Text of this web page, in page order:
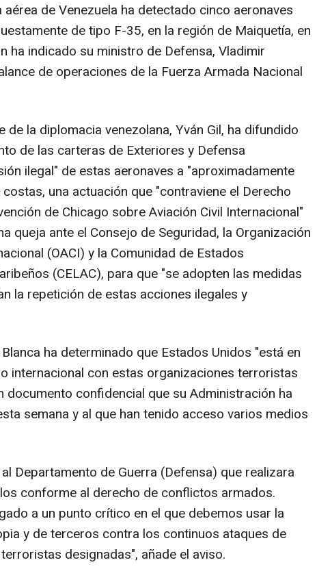
de Venezuela ha detectado cinco aeronaves
de tipo F-35, en la región de Maiquetía, en
ha indicado su ministro de Defensa, Vladimir
de operaciones de la Fuerza Armada Nacional
de la diplomacia venezolana, Yván Gil, ha difundido
de las carteras de Exteriores y Defensa
ilegal" de estas aeronaves a "aproximadamente
una actuación que "contraviene el Derecho
de Chicago sobre Aviación Civil Internacional"
queja ante el Consejo de Seguridad, la Organización
(OACI) y la Comunidad de Estados
(CELAC), para que "se adopten las medidas
la repetición de estas acciones ilegales y
ha determinado que Estados Unidos "está en
internacional con estas organizaciones terroristas
documento confidencial que su Administración ha
semana y al que han tenido acceso varios medios
Departamento de Guerra (Defensa) que realizara
conforme al derecho de conflictos armados.
a un punto crítico en el que debemos usar la
y de terceros contra los continuos ataques de
designadas", añade el aviso.